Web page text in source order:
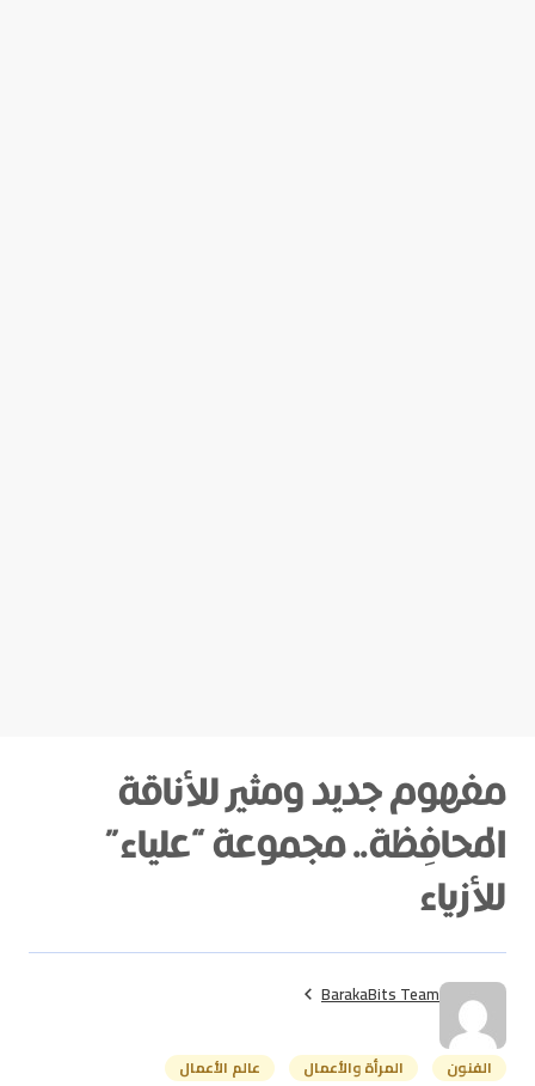
مفهوم جديد ومثير للأناقة
المحافِظة.. مجموعة “علياء”
للأزياء
BarakaBits Team
الفنون المرأة والأعمال عالم الأعمال